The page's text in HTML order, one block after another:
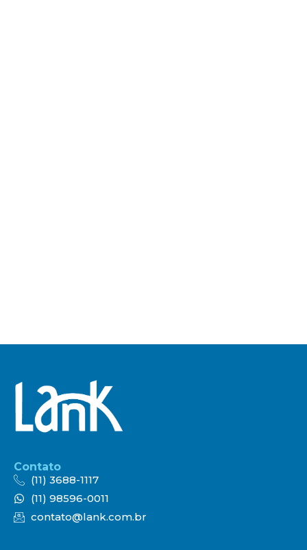
Contato
(11) 3688-1117
(11) 98596-0011
contato@lank.com.br